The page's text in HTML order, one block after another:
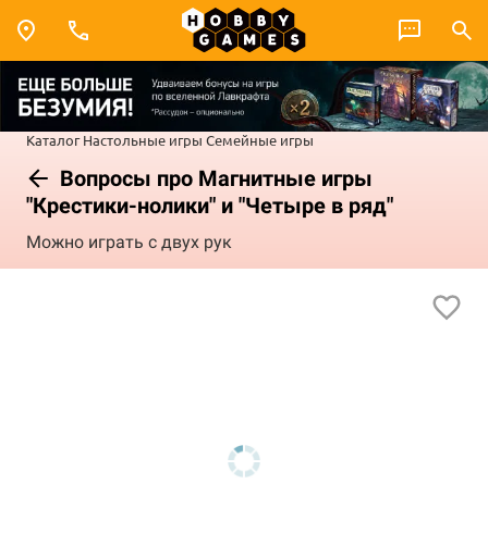
Каталог Настольные игры Семейные игры
Вопросы про Магнитные игры
"Крестики-нолики" и "Четыре в ряд"
Можно играть с двух рук